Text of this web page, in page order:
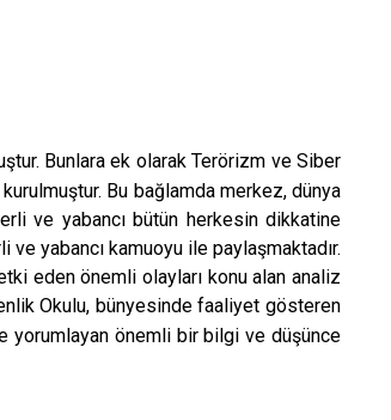
Bunlara ek olarak Terörizm ve Siber
Bu bağlamda merkez, dünya
ve yabancı bütün herkesin dikkatine
yabancı kamuoyu ile paylaşmaktadır.
eden önemli olayları konu alan analiz
Okulu, bünyesinde faaliyet gösteren
yorumlayan önemli bir bilgi ve düşünce